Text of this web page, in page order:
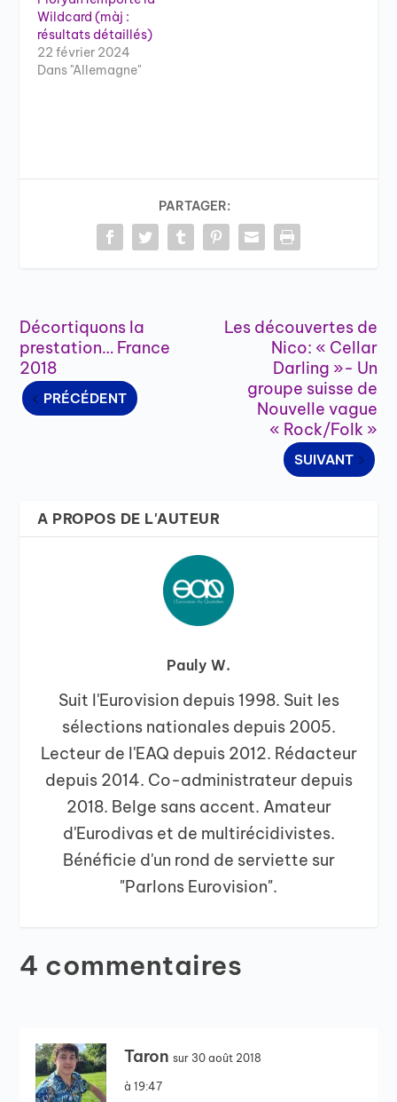
Wildcard (màj :
résultats détaillés)
22 février 2024
Dans "Allemagne"
PARTAGER:
Décortiquons la
prestation… France
2018
PRÉCÉDENT
Les découvertes de
Nico: « Cellar
Darling »- Un
groupe suisse de
Nouvelle vague
« Rock/Folk »
SUIVANT
A PROPOS DE L'AUTEUR
Pauly W.
Suit l'Eurovision depuis 1998. Suit les
sélections nationales depuis 2005.
Lecteur de l'EAQ depuis 2012. Rédacteur
depuis 2014. Co-administrateur depuis
2018. Belge sans accent. Amateur
d'Eurodivas et de multirécidivistes.
Bénéficie d'un rond de serviette sur
"Parlons Eurovision".
4 commentaires
Taron sur 30 août 2018
à 19:47